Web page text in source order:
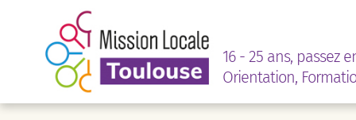
16 - 25 ans, passez
Orientation,